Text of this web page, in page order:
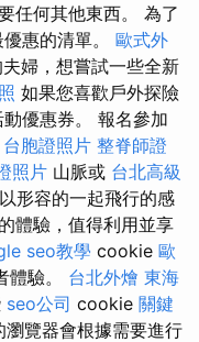
任何其他東西。 為了
惠的清單。 歐式外
婦，想嘗試一些全新
如果您喜歡戶外探險
優惠券。 報名參加
台胞證照片 整脊師證
照片 山脈或 台北高級
形容的一起飛行的感
體驗，值得利用並享
seo教學 cookie 歐
體驗。 台北外燴 東海
seo公司 cookie 關鍵
瀏覽器會根據需要進行